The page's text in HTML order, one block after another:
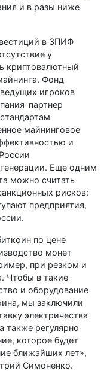
и в разы ниже
в ЗПИФ
у
криптовалютный
Фонд
игроков
партнер
майнинговое
и
Еще одним
можно считать
рисков:
предприятия,
по цене
монет
при резком и
Чтобы в такие
и оборудование
мы заключили
электричества
также регулярно
которое будет
ближайших лет»,
Симоненко.